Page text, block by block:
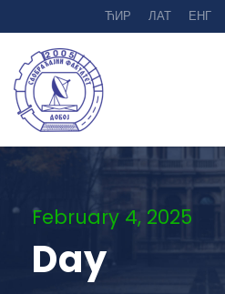
ЋИР ЛАТ ЕНГ
February 4, 2025
Day